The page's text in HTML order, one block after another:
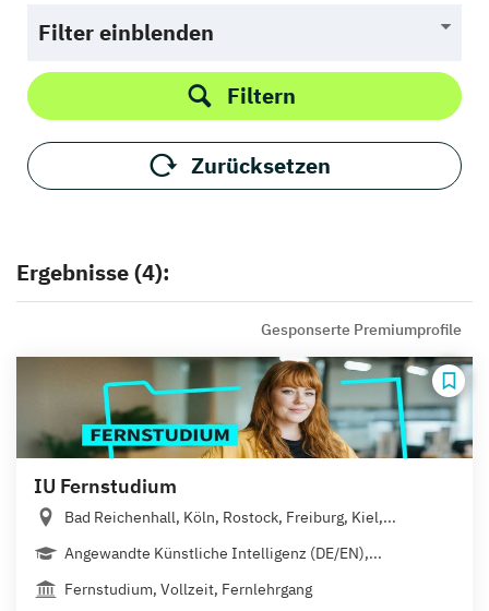
Filter einblenden
Filtern
Zurücksetzen
Ergebnisse (4):
Gesponserte Premiumprofile
IU Fernstudium
Bad Reichenhall, Köln, Rostock, Freiburg, Kiel,...
Angewandte Künstliche Intelligenz (DE/EN),...
Fernstudium, Vollzeit, Fernlehrgang